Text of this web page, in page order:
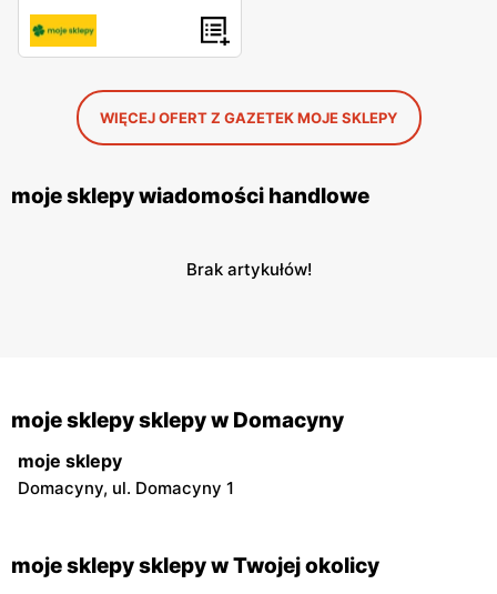
WIĘCEJ OFERT Z GAZETEK MOJE SKLEPY
moje sklepy wiadomości handlowe
Brak artykułów!
moje sklepy sklepy w Domacyny
moje sklepy
Domacyny, ul. Domacyny 1
moje sklepy sklepy w Twojej okolicy